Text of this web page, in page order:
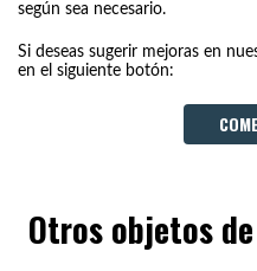
según sea necesario.
Si deseas sugerir mejoras en
en el siguiente botón:
Otros objetos